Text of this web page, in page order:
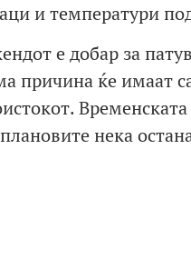
и температури
е добар за
причина ќе имаат
нека